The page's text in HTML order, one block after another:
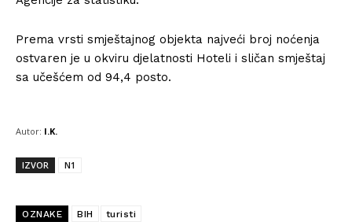
Prema vrsti smještajnog objekta najveći broj noćenja
ostvaren je u okviru djelatnosti Hoteli i sličan smještaj
sa učešćem od 94,4 posto.
Autor: I.K.
IZVOR N1
OZNAKE BIH turisti